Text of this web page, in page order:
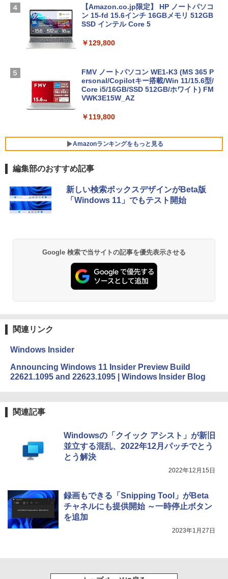
【Amazon.co.jp限定】 HP ノートパソコ
ン 15-fd 15.6インチ 16GBメモリ 512GB
SSD インテル Core 5
￥129,800
FMV ノートパソコン WE1-K3 (MS 365 P
ersonal/Copilotキー搭載/Win 11/15.6型/
Core i5/16GB/SSD 512GB/ホワイト) FM
VWK3E15W_AZ
￥119,800
Amazonランキングをもっと見る
Xbox プリペイドカード 10,000円 デジタ
ルコード 【旧 Xbox ギフトカード】 [オ
ンラインコード]
Robloxギフトカード - 800 Robux 【限
インゲームコード】 ロブロックス | オン
ラインコード版
￥3,200
Robloxギフトカード - 1000 Robux 【限
定バーチャルアイテムを含む】 【オンラ
ラインコード版
￥1,600
生成AIパスポート公式テキスト 第４版
￥1,766
AIイラスト表現辞典: 思い通りの絵を引き
出す プロンプトの言葉 AI画像生成シリー
ズ (はぴーイラストLabo)
￥99
￥99
￥1,600
1冊ですべて身につくHTML & CSSとWe
bデザイン入門講座［第2版］
￥2,326
Amazon Kindle Paperwhite (16GB) 7イ
ンチディスプレイ、色調調節ライト、12
週間持続バッテリー、広告なし、ブラッ
ない、大きな画面で読みやすい、6週間持
続バッテリー、6インチディスプレイ電子
書籍リーダー、ブラック、16GB、広告な
持続バッテリー、広告なし、メタリック
ブラック
ージ、防水、7インチカラーディスプレ
イ、色調調節ライト、最大8週間持続バッ
テリー、広告無し、ブラック (2025年発
売)
New Amazon Kindle Scribe Colorsoft |
11インチカラーディスプレイ、64GBスト
整、色調調節ライト、プレミアムペン付
編集部のおすすめ記事
新しい検索ボックスデザインがBeta版
「Windows 11」でもテスト開始
Google 検索で当サイトの記事を優先表示させる
関連リンク
Windows Insider
Announcing Windows 11 Insider Preview Build
22621.1095 and 22623.1095 | Windows Insider Blog
関連記事
Windowsの「クイック アシスト」が新旧
並立する混乱、2022年12月パッチでとう
とう解決
2022年12月15日
録画もできる「Snipping Tool」がBeta
チャネルにも提供開始 ～一時停止ボタン
を追加
2023年1月27日